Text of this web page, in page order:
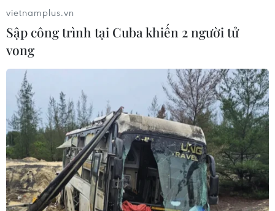
vietnamplus.vn
Sập công trình tại Cuba khiến 2 người tử
vong